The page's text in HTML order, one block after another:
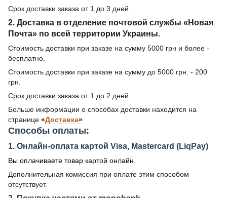
Срок доставки заказа от 1 до 3 дней.
2. Доставка в отделение почтовой службы «Новая
Почта» по всей территории Украины.
Стоимость доставки при заказе на сумму 5000 грн и более -
бесплатно.
Стоимость доставки при заказе на сумму до 5000 грн. - 200
грн.
Срок доставки заказа от 1 до 2 дней.
Больше информации о способах доставки находится на
странице «Доставка»
Способы оплаты:
1. Онлайн-оплата картой Visa, Mastercard (LiqPay)
Вы оплачиваете товар картой онлайн.
Дополнительная комиссия при оплате этим способом
отсутствует.